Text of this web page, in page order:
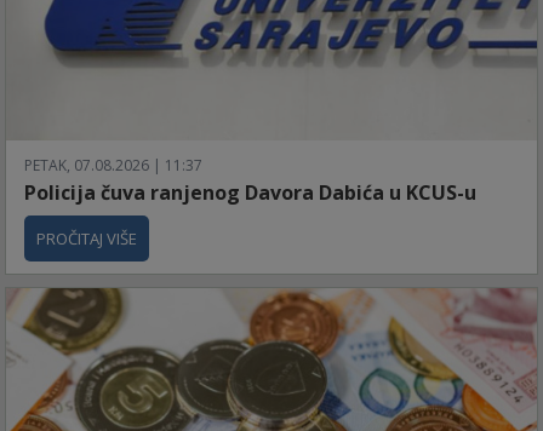
PETAK, 07.08.2026 | 11:37
Policija čuva ranjenog Davora Dabića u KCUS-u
PROČITAJ VIŠE